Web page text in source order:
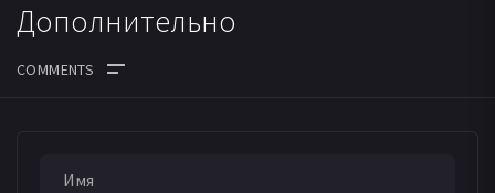
нападение на подпольное игорное заведение. Стоцкий
должен найти преступников в самые кратчайшие
Дополнительно